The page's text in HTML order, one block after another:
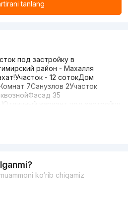
tanlang
под застройку в
район - Махалля
- 12 сотокДом
7Санузлов 2Участок
35
вариант под застройку
ko‘rib chiqamiz